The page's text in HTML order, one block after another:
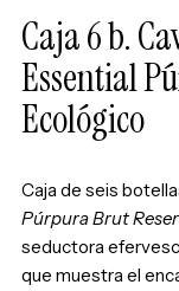
Caja 6 b.
Essential
Ecológico
Caja de seis
Púrpura Brut
seductora
que muestra el